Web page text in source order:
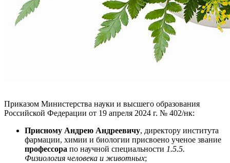
Приказом Министерства науки и высшего образования
Российской Федерации от 19 апреля 2024 г. № 402/нк:
Присному Андрею Андреевичу, директору института
фармации, химии и биологии присвоено ученое звание
профессора по научной специальности 1.5.5.
Физиология человека и животных;